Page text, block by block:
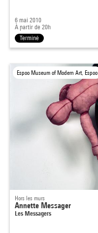
6 mai 2010
À partir de 20h
Terminé
Espoo Museum of Modern Art, Espoo
Hors les murs
Annette Messager
Les Messagers